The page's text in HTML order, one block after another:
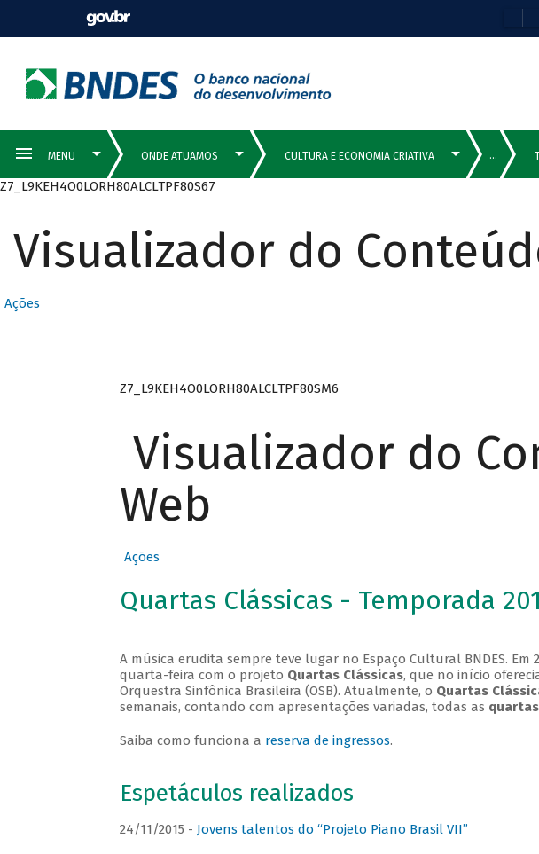
Z7_L9KEH4O0LORH80ALCLTPF80S67
Visualizador do
Ações
Z7_L9KEH4O0LORH80ALCLTPF80SM6
Visualizador do
Web
Ações
Quartas Clássicas - Temporada
A música erudita sempre teve lugar no Espaço Cultural BNDES.
quarta-feira com o projeto Quartas Clássicas, que no início
Orquestra Sinfônica Brasileira (OSB). Atualmente, o Quartas
semanais, contando com apresentações variadas, todas as
Saiba como funciona a reserva de ingressos.
Espetáculos realizados
24/11/2015 - Jovens talentos do “Projeto Piano Brasil VII”